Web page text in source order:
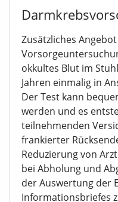
Zusätzliches
okkultes Blut im
Jahren einmalig in
Der Test kann
werden und es
teilnehmenden
frankierter
Reduzierung von
bei Abholung und
der Auswertung der
Informationsbriefes